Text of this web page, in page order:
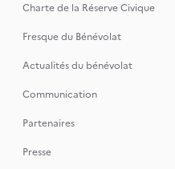
Charte de la Réserve Civique
Fresque du Bénévolat
Actualités du bénévolat
Communication
Partenaires
Presse